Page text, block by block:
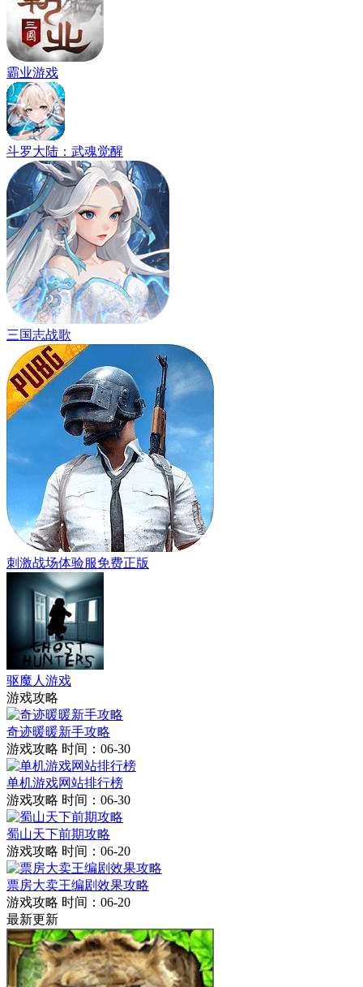
霸业游戏
斗罗大陆：武魂觉醒
三国志战歌
刺激战场体验服免费正版
驱魔人游戏
游戏攻略
奇迹暖暖新手攻略
游戏攻略 时间：06-30
单机游戏网站排行榜
游戏攻略 时间：06-30
蜀山天下前期攻略
游戏攻略 时间：06-20
票房大卖王编剧效果攻略
游戏攻略 时间：06-20
最新更新